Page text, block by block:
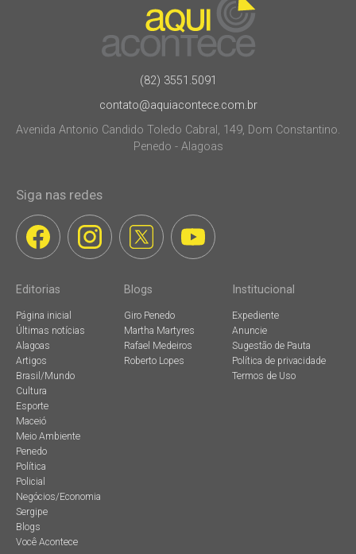
(82) 3551.5091
contato@aquiacontece.com.br
Avenida Antonio Candido Toledo Cabral, 149, Dom Constantino.
Penedo - Alagoas
Siga nas redes
Editorias
Página inicial
Últimas notícias
Alagoas
Artigos
Brasil/Mundo
Cultura
Esporte
Maceió
Meio Ambiente
Penedo
Política
Policial
Negócios/Economia
Sergipe
Blogs
Você Acontece
Blogs
Giro Penedo
Martha Martyres
Rafael Medeiros
Roberto Lopes
Institucional
Expediente
Anuncie
Sugestão de Pauta
Política de privacidade
Termos de Uso